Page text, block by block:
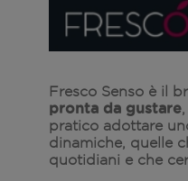
Fresco Senso è il
pronta da gustare
pratico adottare
dinamiche, quelle
quotidiani e che